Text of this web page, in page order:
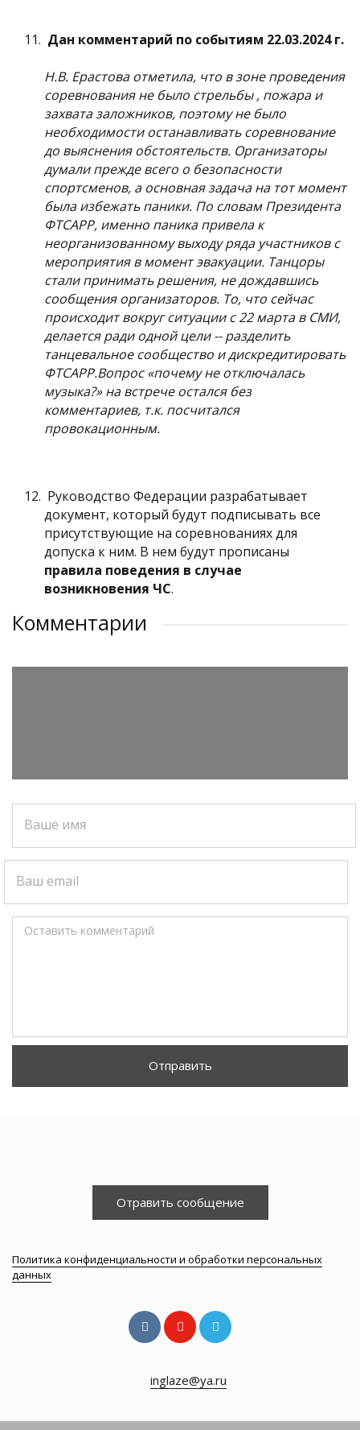
Дан комментарий по событиям 22.03.2024 г.
Н.В. Ерастова отметила, что в зоне проведения
соревнования не было стрельбы , пожара и
захвата заложников, поэтому не было
необходимости останавливать соревнование
до выяснения обстоятельств. Организаторы
думали прежде всего о безопасности
спортсменов, а основная задача на тот момент
была избежать паники. По словам Президента
ФТСАРР, именно паника привела к
неорганизованному выходу ряда участников с
мероприятия в момент эвакуации. Танцоры
стали принимать решения, не дождавшись
сообщения организаторов. То, что сейчас
происходит вокруг ситуации с 22 марта в СМИ,
делается ради одной цели -- разделить
танцевальное сообщество и дискредитировать
ФТСАРР.Вопрос «почему не отключалась
музыка?» на встрече остался без
комментариев, т.к. посчитался
провокационным.
Руководство Федерации разрабатывает
документ, который будут подписывать все
присутствующие на соревнованиях для
допуска к ним. В нем будут прописаны
правила поведения в случае
возникновения ЧС.
Комментарии
Ваше имя
Ваш email
Оставить комментарий
Отправить
Отравить сообщение
Политика конфиденциальности и обработки персональных
данных
inglaze@ya.ru